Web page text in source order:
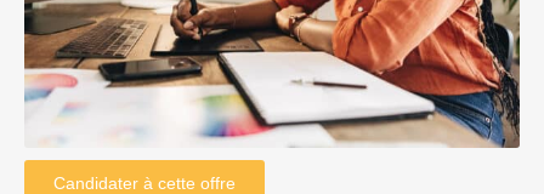
Candidater à cette offre